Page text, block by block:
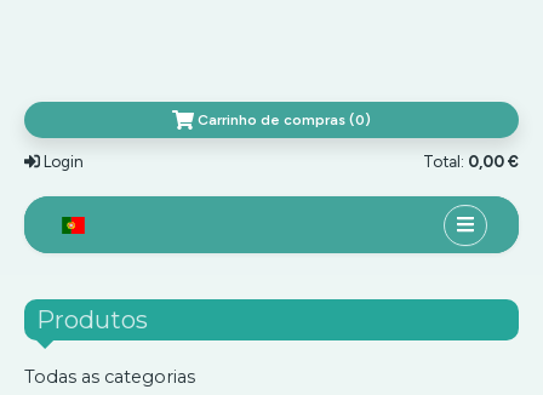
Carrinho de compras (0)
Login Total: 0,00 €
TOP MARCAS
PONTOS E RECOMPENSAS
Produtos
Todas as categorias